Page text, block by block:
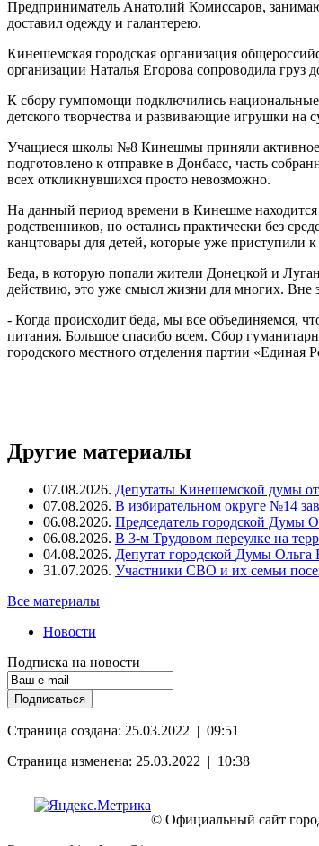
Предприниматель Анатолий Комиссаров,
доставил одежду и галантерею.
Кинешемская городская организация
организации Наталья Егорова сопроводила
К сбору гумпомощи подключились
детского творчества и развивающие игрушки на
Учащиеся школы №8 Кинешмы приняли активное
подготовлено к отправке в Донбасс, часть
всех откликнувшихся просто невозможно.
На данный период времени в Кинешме
родственников, но остались практически без
канцтовары для детей, которые уже приступили к
Беда, в которую попали жители Донецкой и
действию, это уже смысл жизни для многих. Вне
- Когда происходит беда, мы все объединяемся,
питания. Большое спасибо всем. Сбор
городского местного отделения партии «Единая
Другие материалы
07.08.2026. Депутаты Кинешемской думы
07.08.2026. В избирательном округе №14
06.08.2026. Председатель городской Думы
06.08.2026. В 3-м Трудовом переулке на
04.08.2026. Депутат городской Думы Ольга
31.07.2026. Участники СВО и их семьи
Все материалы
Новости
Подписка на новости
Страница создана: 25.03.2022 | 09:51
Страница изменена: 25.03.2022 | 10:38
© Официальный сайт